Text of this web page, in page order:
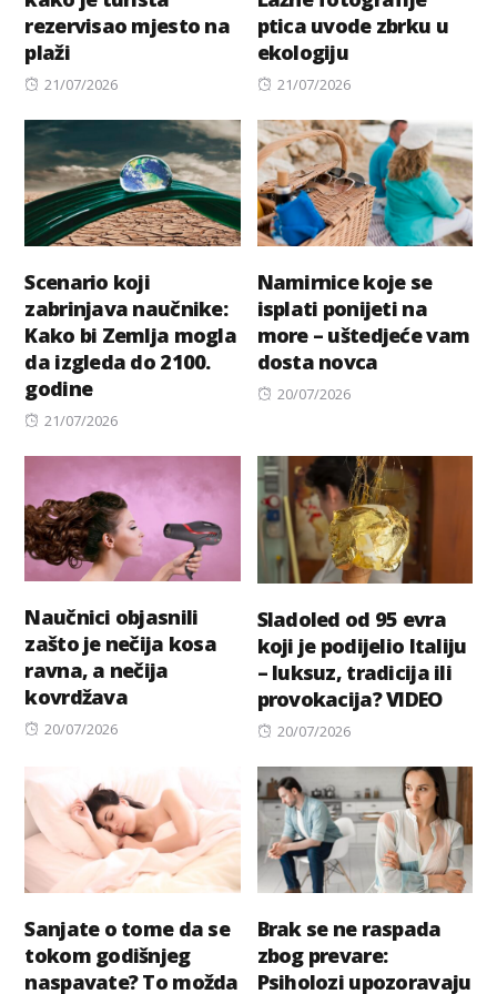
rezervisao mjesto na
plaži
Posted
21/07/2026
ptica uvode zbrku u
ekologiju
Posted
21/07/2026
Scenario koji
zabrinjava naučnike:
Kako bi Zemlja mogla
da izgleda do 2100.
godine
Posted
21/07/2026
Namirnice koje se
isplati ponijeti na
more – uštedjeće vam
dosta novca
Posted
20/07/2026
Naučnici objasnili
zašto je nečija kosa
ravna, a nečija
kovrdžava
Posted
20/07/2026
Sladoled od 95 evra
koji je podijelio Italiju
– luksuz, tradicija ili
provokacija? VIDEO
Posted
20/07/2026
Sanjate o tome da se
tokom godišnjeg
naspavate? To možda
Brak se ne raspada
zbog prevare:
Psiholozi upozoravaju